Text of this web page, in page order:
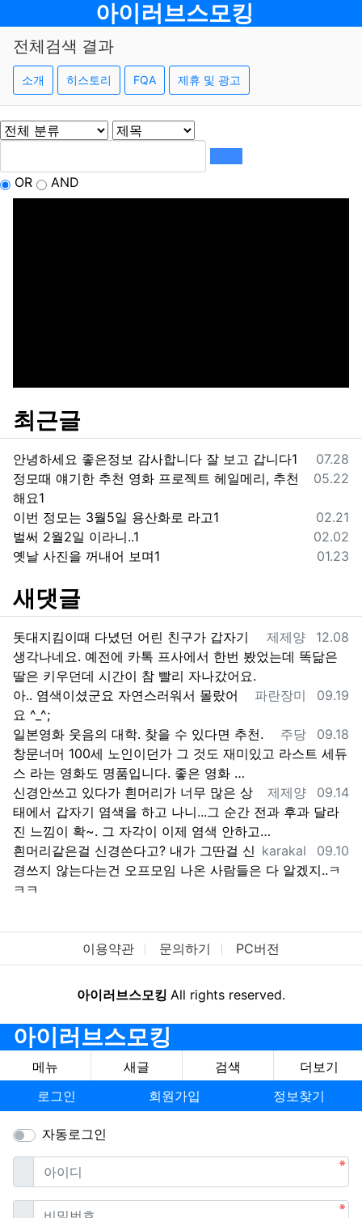
아이러브스모킹
전체검색 결과
소개 히스토리 FQA 제휴 및 광고
OR AND
최근글
등록일
07.28
안녕하세요 좋은정보 감사합니다 잘 보고 갑니다1
등록일
05.22
정모때 얘기한 추천 영화 프로젝트 헤일메리, 추천
해요1
등록일
02.21
이번 정모는 3월5일 용산화로 라고1
등록일
02.02
벌써 2월2일 이라니..1
등록일
01.23
옛날 사진을 꺼내어 보며1
새댓글
등록자
제제양 등록일
12.08
돗대지킴이때 다녔던 어린 친구가 갑자기
생각나네요. 예전에 카톡 프사에서 한번 봤었는데 똑닮은
딸은 키우던데 시간이 참 빨리 자나갔어요.
등록자
파란장미 등록일
09.19
아.. 염색이셨군요 자연스러워서 몰랐어
요 ^_^;
등록자
주당 등록일
09.18
일본영화 웃음의 대학. 찾을 수 있다면 추천.
창문너머 100세 노인이던가 그 것도 재미있고 라스트 세듀
스 라는 영화도 명품입니다. 좋은 영화 …
등록자
제제양 등록일
09.14
신경안쓰고 있다가 흰머리가 너무 많은 상
태에서 갑자기 염색을 하고 나니...그 순간 전과 후과 달라
진 느낌이 확~. 그 자각이 이제 염색 안하고…
등록자
karakal 등록일
09.10
흰머리같은걸 신경쓴다고? 내가 그딴걸 신
경쓰지 않는다는건 오프모임 나온 사람들은 다 알겠지..ㅋ
ㅋㅋ
이용약관 문의하기 PC버전
아이러브스모킹 All rights reserved.
아이러브스모킹
메뉴 새글 검색
더보기
로그인
회원가입 정보찾기
자동로그인
아이디필수
비밀번호필수